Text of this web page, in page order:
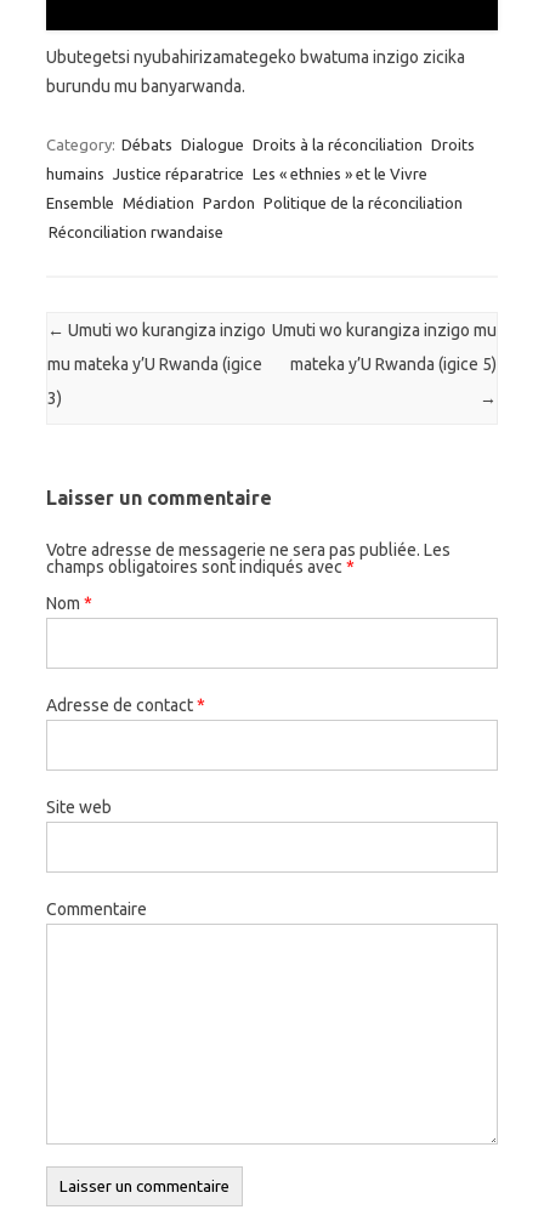
Ubutegetsi nyubahirizamategeko bwatuma inzigo zicika
burundu mu banyarwanda.
Category: Débats Dialogue Droits à la réconciliation Droits
humains Justice réparatrice Les « ethnies » et le Vivre
Ensemble Médiation Pardon Politique de la réconciliation
Réconciliation rwandaise
Post navigation
← Umuti wo kurangiza inzigo
mu mateka y’U Rwanda (igice
3)
Umuti wo kurangiza inzigo mu
mateka y’U Rwanda (igice 5)
→
Laisser un commentaire
Votre adresse de messagerie ne sera pas publiée. Les
champs obligatoires sont indiqués avec *
Nom *
Adresse de contact*
Site web
Commentaire